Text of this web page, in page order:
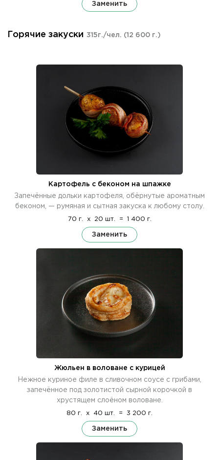
Заменить
Горячие закуски 315г./чел. (12 600 г.)
Картофель с беконом на шпажке
Запечённые дольки картофеля, обёрнутые ароматным
беконом, — румяная и сытная закуска к любому столу.
70 г. x 20 шт. = 1 400 г.
Заменить
Жюльен в воловане с курицей
Нежное куриное филе в сливочном соусе с грибами,
запечённое под золотистой сырной корочкой в
хрустящем слоёном воловане.
80 г. x 40 шт. = 3 200 г.
Заменить